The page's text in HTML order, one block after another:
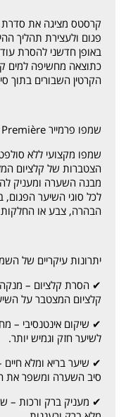
פגום ולעצירת תהליך
באופן חדשני להסרת
כתוצאה מחשיפה למים
הקרטין השבורים בתוך
שמפו פרמייר Première לחיזוק ושיקום השיער
שמפו מקצועי ללא
הצטברות של קלציום
מבנה השערה ומעניק
לכל סוגי השיער הפגום,
הבהרה, צבע או
יתרונות עיקריים של
✔ הסרת קלציום – מנקה
קלציום המצטבר על
✔ שיקום אינטנסיבי –
לשיער חזק וגמיש יותר.
✔ שיער בריא ומלא
סיב השערה ומשפר את
✔ מעניק ברק ורכות –